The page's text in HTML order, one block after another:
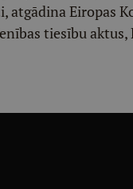
Eiropas
tiesību aktus,